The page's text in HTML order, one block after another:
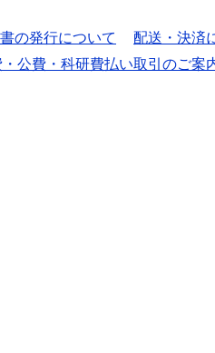
の発行について 配送・決済
公費・科研費払い取引のご案